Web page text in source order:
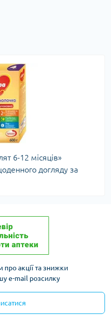
6-12 місяців»
догляду за
акції та знижки
e-mail розсилку